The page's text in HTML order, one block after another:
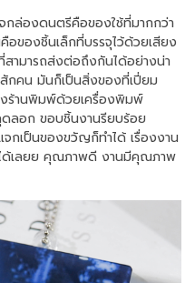
นตรีคือของใช้ที่มากกว่า
อของชิ้นเล็กที่บรรจุไว้ด้วยเสียง
ามารถส่งต่อถึงกันได้อย่างน่า
สักคน มันก็เป็นสิ่งของที่เปี่ยม
ร้านพิมพ์ด้วยเครื่องพิมพ์
ลอก ขอบชิ้นงานรียบร้อย
จกเป็นของขวัญก็ทำได้ เรื่องงาน
ด้เลยย คุณภาพดี งานมีคุณภาพ